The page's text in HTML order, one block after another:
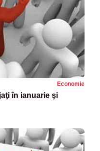
Economie
în ianuarie şi